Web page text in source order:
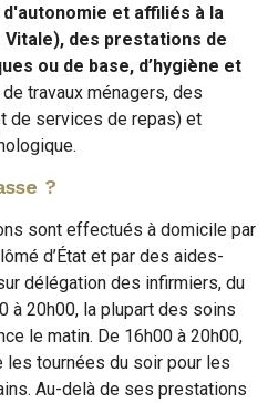
et affiliés à la
des prestations de
ou de base, d’hygiène et
travaux ménagers, des
de services de repas) et
?
sont effectués à domicile par
d’État et par des aides-
délégation des infirmiers, du
à 20h00, la plupart des soins
le matin. De 16h00 à 20h00,
tournées du soir pour les
Au-delà de ses prestations